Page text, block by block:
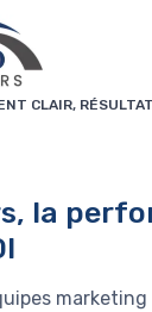
CLAIR,
la
cookies